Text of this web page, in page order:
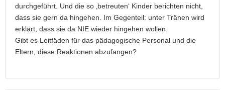
durchgeführt. Und die so ‚betreuten‘ Kinder berichten nicht,
dass sie gern da hingehen. Im Gegenteil: unter Tränen wird
erklärt, dass sie da NIE wieder hingehen wollen.
Gibt es Leitfäden für das pädagogische Personal und die
Eltern, diese Reaktionen abzufangen?